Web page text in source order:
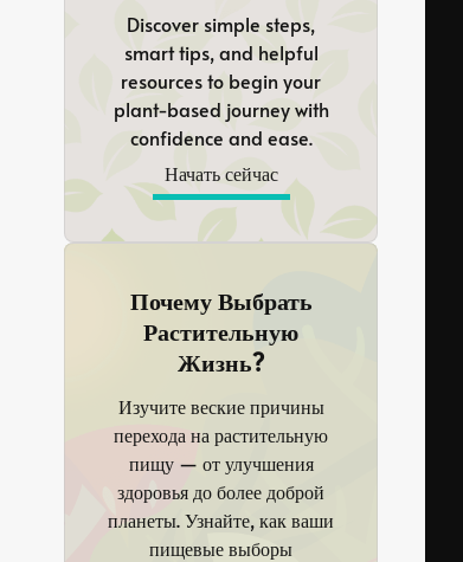
Discover simple steps,
smart tips, and helpful
resources to begin your
plant-based journey with
confidence and ease.
Начать сейчас
Почему Выбрать
Растительную
Жизнь?
Изучите веские причины
перехода на растительную
пищу — от улучшения
здоровья до более доброй
планеты. Узнайте, как ваши
пищевые выборы